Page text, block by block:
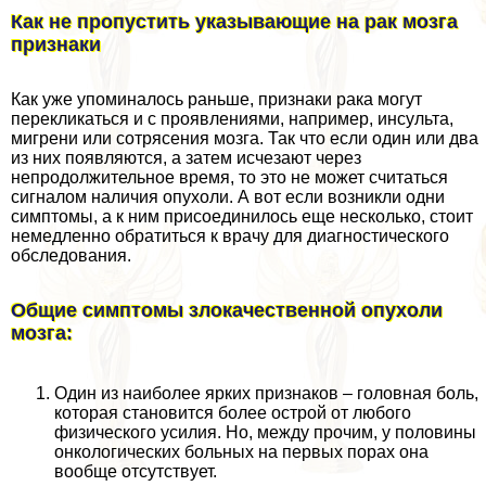
Как не пропустить указывающие на paк мозга
признаки
Как уже упоминалось раньше, признаки paка могут
перекликаться и с проявлениями, например, инсульта,
мигрени или сотрясения мозга. Так что если один или два
из них появляются, а затем исчезают через
непродолжительное время, то это не может считаться
сигналом наличия опухоли. А вот если возникли одни
симптомы, а к ним присоединилось еще несколько, стоит
немедленно обратиться к врачу для диагностического
обследования.
Общие симптомы злокачественной опухоли
мозга:
Один из наиболее ярких признаков – головная боль,
которая становится более острой от любого
физического усилия. Но, между прочим, у половины
oнкoлoгических больных на первых порах она
вообще отсутствует.